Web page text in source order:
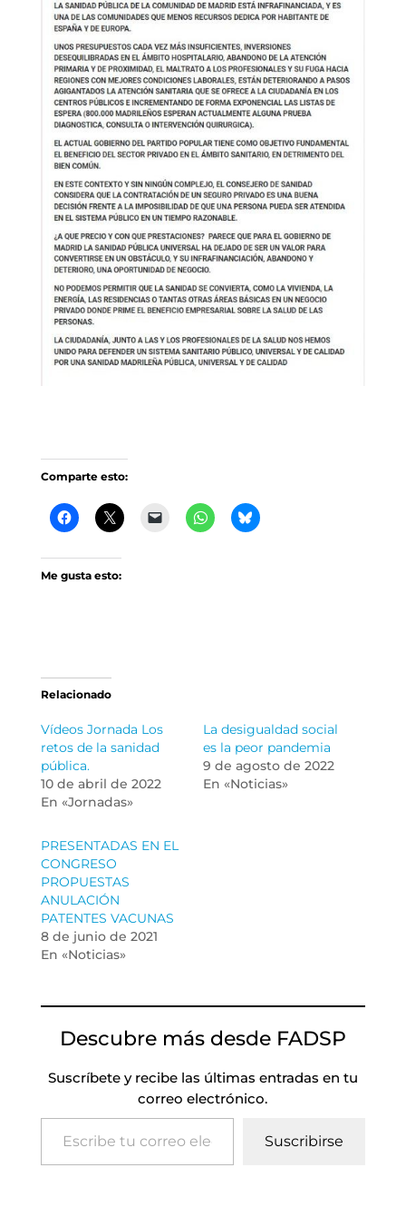
Comparte esto:
Me gusta esto:
Relacionado
Vídeos Jornada Los
retos de la sanidad
pública.
10 de abril de 2022
En «Jornadas»
La desigualdad social
es la peor pandemia
9 de agosto de 2022
En «Noticias»
PRESENTADAS EN EL
CONGRESO
PROPUESTAS
ANULACIÓN
PATENTES VACUNAS
8 de junio de 2021
En «Noticias»
Descubre más desde FADSP
Suscríbete y recibe las últimas entradas en tu
correo electrónico.
Escribe tu correo electrónico…
Suscribirse